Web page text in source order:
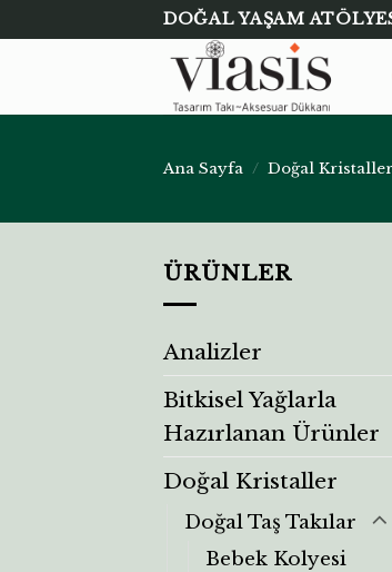
DOĞAL YAŞAM
Ana Sayfa / Doğal Kristaller
ÜRÜNLER
Analizler
Bitkisel Yağlarla
Hazırlanan Ürünler
Doğal Kristaller
Doğal Taş Takılar
Bebek Kolyesi